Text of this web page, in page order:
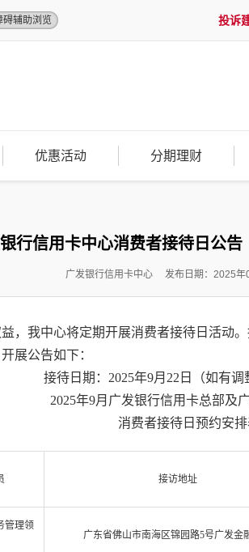
碍辅助浏览 投诉
优惠活动 分期理财
行信用卡中心消费者接待日公告
广发银行信用卡中心 发布日期：2025年
，我中心将定期开展消费者接待日活动
展公告如下：
接待日期：2025年9月22日（如有调
2025年9月广发银行信用卡总部及
消费者接待日预约安排
接访地址
管理领
广东省佛山市南海区锦园路5号广发金